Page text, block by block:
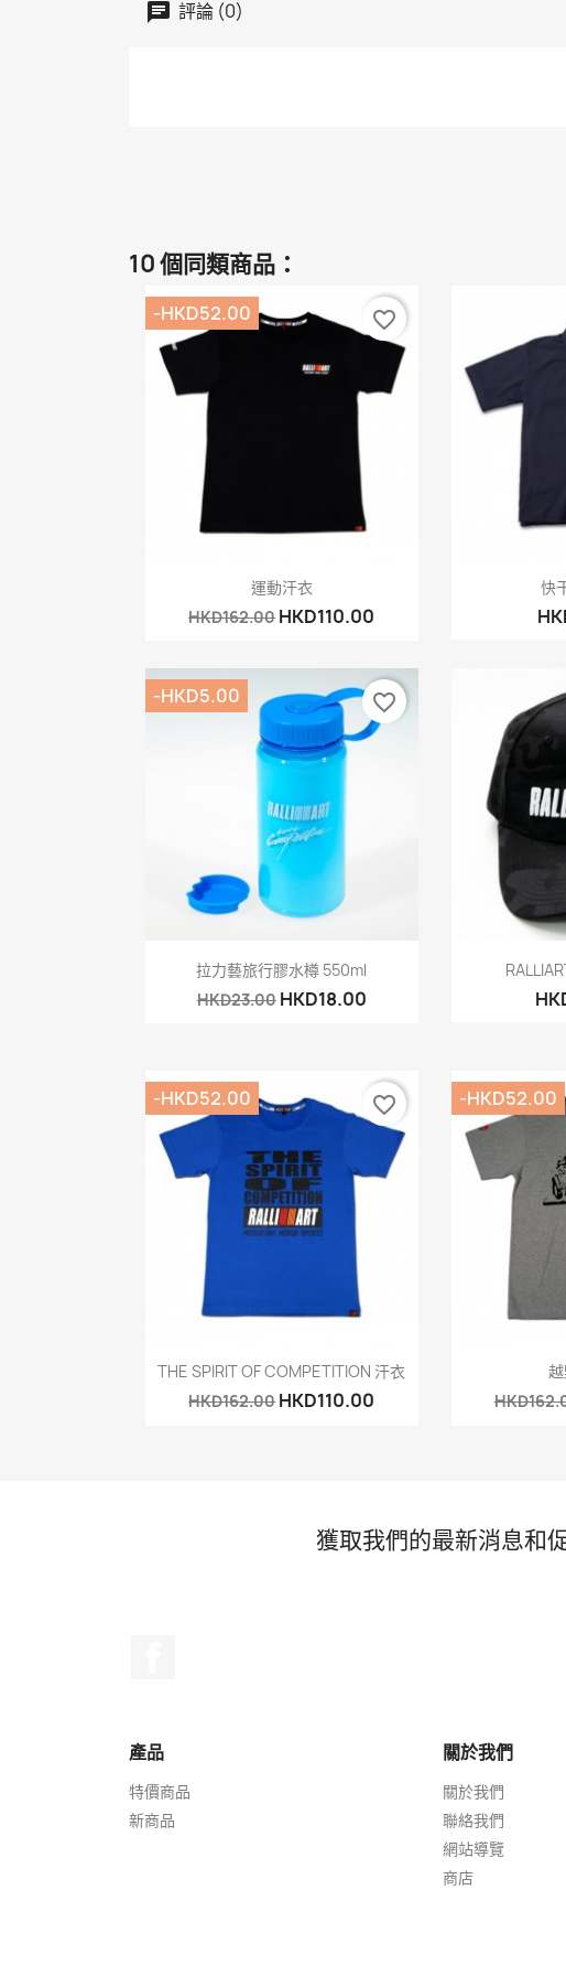
評論 (0)
10 個同類商品：
快速查看
運動汗衣
HKD162.00HKD110.00
-HKD52.00 favorite_border

快
快速查看
拉力藝旅行膠水樽 550ml
HKD23.00 HKD18.00
-HKD5.00 favorite_border

快速查看
THE SPIRIT OF COMPETITION 汗衣
HKD162.00HKD110.00
-HKD52.00 favorite_border

-HKD52.00
獲取我們的最新消息和
產品
特價商品
新商品
關於我們
關於我們
聯絡我們
網站導覽
商店